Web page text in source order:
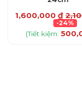
1,600,000 ₫
-24%
(Tiết kiệm: